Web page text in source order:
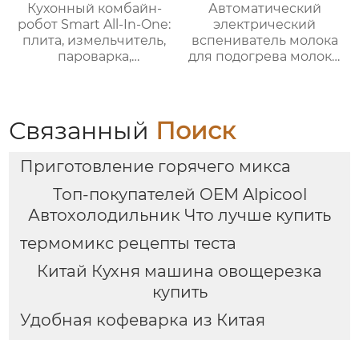
Кухонный комбайн-
робот Smart All-In-One:
плита, измельчитель,
пароварка,
взвешивание
Автоматический
электрический
вспениватель молока
для подогрева молока,
пароварочный
Связанный Поиск
Приготовление горячего микса
Топ-покупателей OEM Alpicool
Автохолодильник Что лучше купить
термомикс рецепты теста
Китай Кухня машина овощерезка
купить
Удобная кофеварка из Китая